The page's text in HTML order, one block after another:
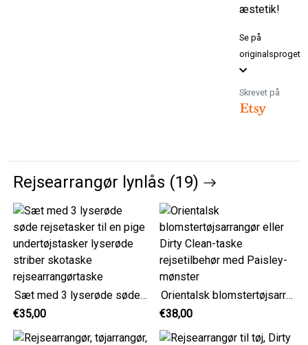
æstetik!
Se på
originalsproget
Skrevet på
Rejsearrangør lynlås (19)
Sæt med 3 lyserøde søde rejsetasker til en pige undertøjstasker lyserøde striber skotaske rejsearrangørtaske
€35,00
Orientalsk blomstertøjsarrangør eller Dirty Clean-taske rejsetilbehør med Paisley-mønster
€38,00